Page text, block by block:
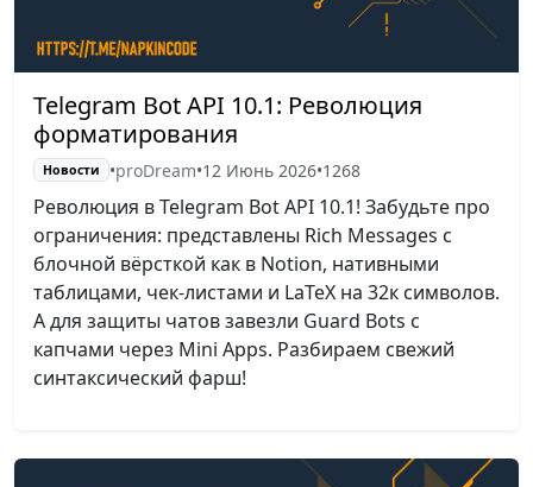
Telegram Bot API 10.1: Революция
форматирования
Новости •proDream•12 Июнь 2026•1268
Революция в Telegram Bot API 10.1! Забудьте про
ограничения: представлены Rich Messages с
блочной вёрсткой как в Notion, нативными
таблицами, чек-листами и LaTeX на 32к символов.
А для защиты чатов завезли Guard Bots с
капчами через Mini Apps. Разбираем свежий
синтаксический фарш!